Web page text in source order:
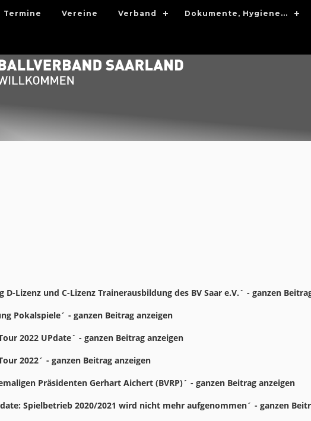
Termine Vereine Verband Dokumente, Hygiene...
D-Lizenz und C-Lizenz Trainerausbildung des BV Saar e.V.´ - ganzen
Pokalspiele´ - ganzen Beitrag anzeigen
2022 UPdate´ - ganzen Beitrag anzeigen
2022´ - ganzen Beitrag anzeigen
Präsidenten Gerhart Aichert (BVRP)´ - ganzen Beitrag anzeigen
Spielbetrieb 2020/2021 wird nicht mehr aufgenommen´ - ganzen